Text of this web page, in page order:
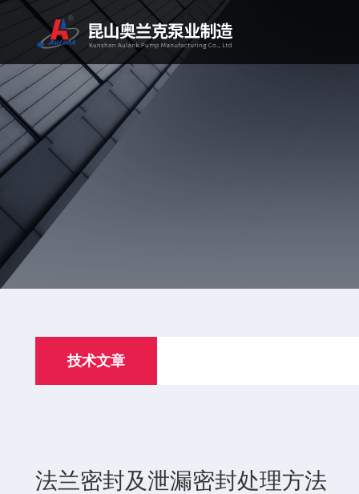
技术文章
法兰密封及泄漏密封处理方法